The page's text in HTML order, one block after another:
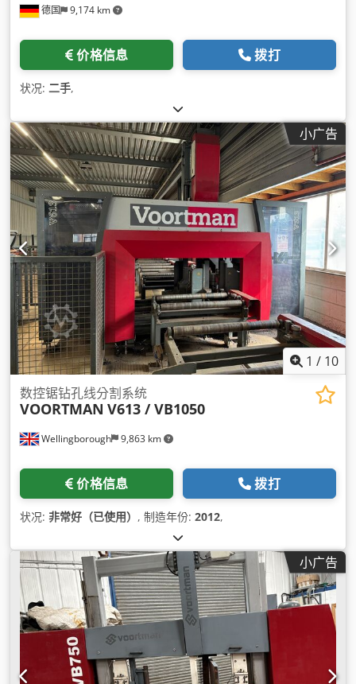
德国 9,174 km
价格信息 拨打
状况: 二手,
小广告
1 / 10
Wellingborough 9,863 km
数控锯钻孔线分割系统
VOORTMAN V613 / VB1050
价格信息 拨打
状况: 非常好（已使用） , 制造年份: 2012,
小广告